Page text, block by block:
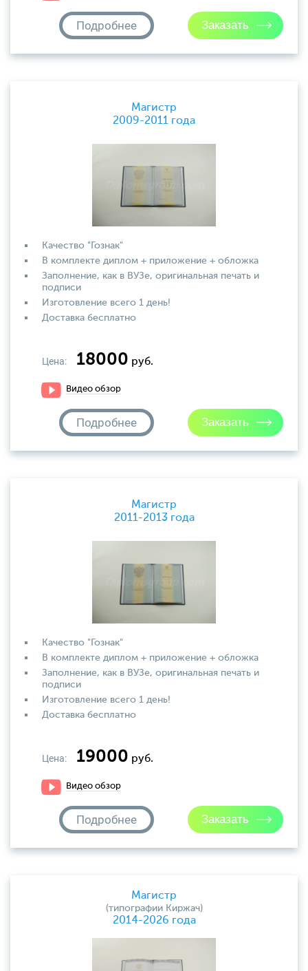
Подробнее
Магистр
2009-2011 года
Качество "Гознак"
В комплекте диплом + приложение + обложка
Заполнение, как в ВУЗе, оригинальная печать и
подписи
Изготовление всего 1 день!
Доставка бесплатно
Цена: 18000 руб.
Видео обзор
Подробнее
Магистр
2011-2013 года
Качество "Гознак"
В комплекте диплом + приложение + обложка
Заполнение, как в ВУЗе, оригинальная печать и
подписи
Изготовление всего 1 день!
Доставка бесплатно
Цена: 19000 руб.
Видео обзор
Подробнее
Магистр
(типографии Киржач)
2014-2026 года